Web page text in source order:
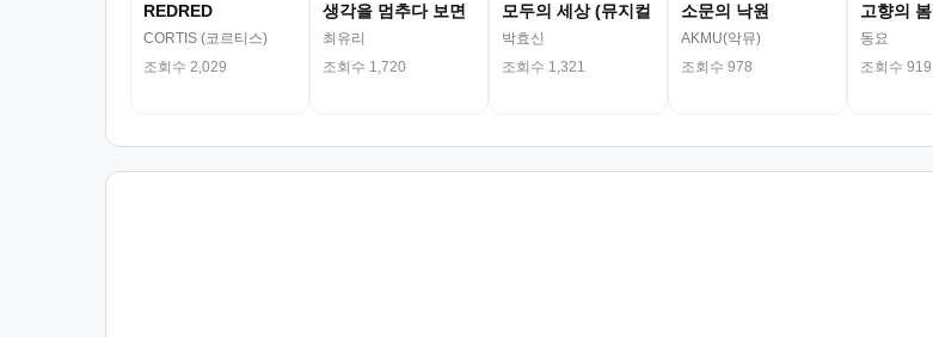
REDRED
CORTIS (코르티스)
조회수 2,029
생각을 멈추다 보면
최유리
조회수 1,720
모두의 세상 (뮤지컬
박효신
조회수 1,321
소문의 낙원
AKMU(악뮤)
조회수 978
고향의 봄
동요
조회수 919